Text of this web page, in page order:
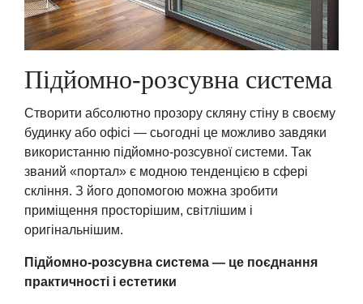
Підйомно-розсувна система
Створити абсолютно прозору скляну стіну в своєму
будинку або офісі — сьогодні це можливо завдяки
використанню підйомно-розсувної системи. Так
званий «портал» є модною тенденцією в сфері
скління. З його допомогою можна зробити
приміщення просторішим, світлішим і
оригінальнішим.
Підйомно-розсувна система — це поєднання
практичності і естетики